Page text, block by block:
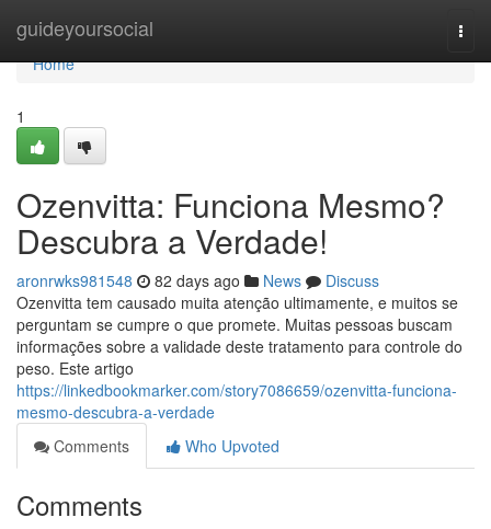
guideyoursocial
Home
Home
1
Ozenvitta: Funciona Mesmo?
Descubra a Verdade!
aronrwks981548 82 days ago News
Discuss
Ozenvitta tem causado muita atenção ultimamente, e muitos se
perguntam se cumpre o que promete. Muitas pessoas buscam
informações sobre a validade deste tratamento para controle do
peso. Este artigo
https://linkedbookmarker.com/story7086659/ozenvitta-funciona-
mesmo-descubra-a-verdade
Comments
Who Upvoted
Comments